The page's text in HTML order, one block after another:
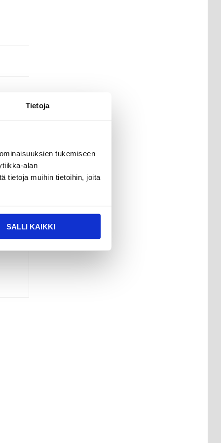
Tietoja
tukemiseen
alan
tietoja muihin tietoihin, joita
SALLI KAIKKI
on